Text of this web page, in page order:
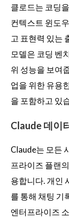
클로드는 코딩
컨텍스트 윈도
고 표현력 있는
모델은 코딩 벤
위 성능을 보여
업을 위한 유용
을 포함하고 있
Claude 데이
Claude는 모든
프라이즈 플랜
용합니다. 개인
를 통해 채팅 기
엔터프라이즈